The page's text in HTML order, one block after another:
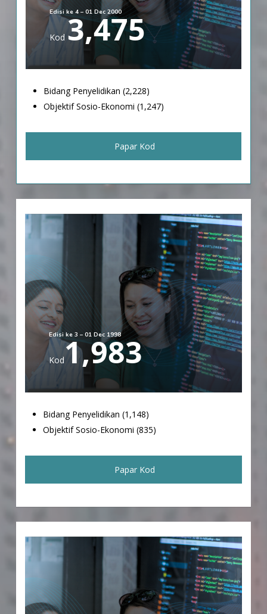
Edisi ke 4 – 01 Dec 2000
Kod 3,475
Bidang Penyelidikan (2,228)
Objektif Sosio-Ekonomi (1,247)
Papar Kod
Edisi ke 3 – 01 Dec 1998
Kod1,983
Bidang Penyelidikan (1,148)
Objektif Sosio-Ekonomi (835)
Papar Kod